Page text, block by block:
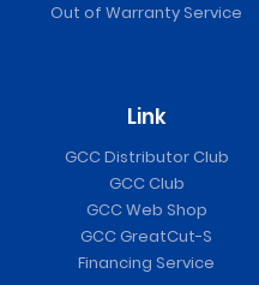
Out of Warranty Service
Link
GCC Distributor Club
GCC Club
GCC Web Shop
GCC GreatCut-S
Financing Service